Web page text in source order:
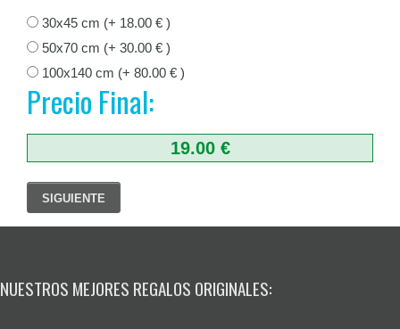
30x45 cm (+ 18.00 € )
50x70 cm (+ 30.00 € )
100x140 cm (+ 80.00 € )
Precio Final:
19.00 €
SIGUIENTE
NUESTROS MEJORES REGALOS ORIGINALES: